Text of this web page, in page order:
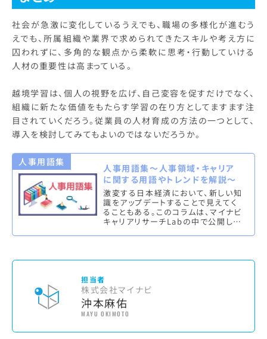
社会が急激に変化しているうえでも、職場の多様化が進むう
えでも、所属組織や業界で求められてきたスキルや考え方に
囚われずに、多角的な観点から柔軟に思考・行動していける
人材の重要性は高まっている。
越境学習は、個人の視野を広げ、自己変容を促すだけでなく、
組織に新たな価値をもたらす学習の在り方としてますます注
目されていくだろう。従業員の人材育成の方法の一つとして、
導入を検討してみてもよいのではないだろうか。
人事用語集
人事用語集～人事領域・キャリア
に関する用語やトレンドを解説～
激変する日本経済において、新しい知
識をアップデートすることで見えてく
ることもある。このコラムは、マイナビ
キャリアリサーチLabの中で公開して
担当者
株式会社マイナビ
沖本麻佑
MAYU OKIMOTO